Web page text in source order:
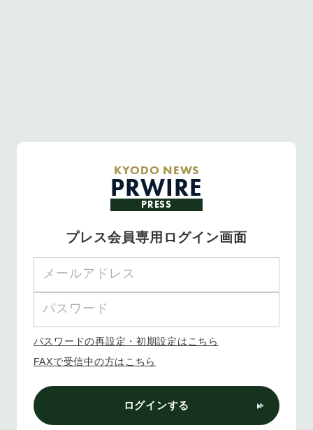
KYODO NEWS
PRWIRE
PRESS
プレス会員専用ログイン画面
パスワードの再設定・初期設定はこちら
FAXで受信中の方はこちら
ログインする